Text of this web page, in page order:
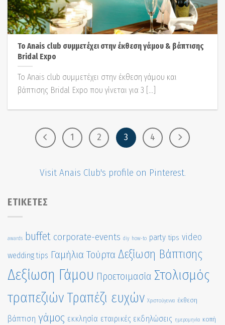
Το Anais club συμμετέχει στην έκθεση γάμου & βάπτισης
Bridal Expo
Το Anais club συμμετέχει στην έκθεση γάμου και
βάπτισης Bridal Expo που γίνεται για 3 [...]
1 2 3 4
Visit Anais Club's profile on Pinterest.
ΕΤΙΚΈΤΕΣ
awards buffet corporate-events diy how-to party tips video
wedding tips Γαμήλια Τούρτα Δεξίωση Βάπτισης
Δεξίωση Γάμου Προετοιμασία Στολισμός
τραπεζιώνΤραπέζι ευχών Χριστούγεννα έκθεση
βάπτιση γάμος εκκλησία εταιρικές εκδηλώσεις ημερομηνία κοπή